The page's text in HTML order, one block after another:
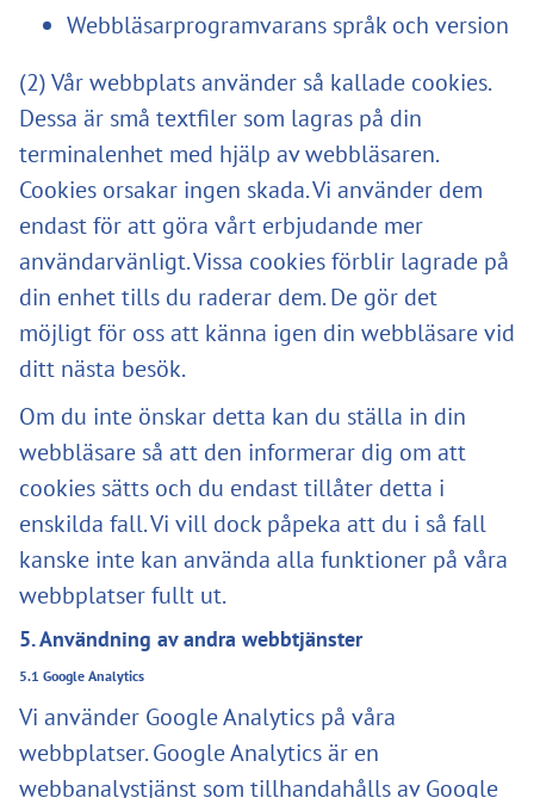
Webbläsarprogramvarans språk och version
(2) Vår webbplats använder så kallade cookies.
Dessa är små textfiler som lagras på din
terminalenhet med hjälp av webbläsaren.
Cookies orsakar ingen skada. Vi använder dem
endast för att göra vårt erbjudande mer
användarvänligt. Vissa cookies förblir lagrade på
din enhet tills du raderar dem. De gör det
möjligt för oss att känna igen din webbläsare vid
ditt nästa besök.
Om du inte önskar detta kan du ställa in din
webbläsare så att den informerar dig om att
cookies sätts och du endast tillåter detta i
enskilda fall. Vi vill dock påpeka att du i så fall
kanske inte kan använda alla funktioner på våra
webbplatser fullt ut.
5. Användning av andra webbtjänster
5.1 Google Analytics
Vi använder Google Analytics på våra
webbplatser. Google Analytics är en
webbanalystjänst som tillhandahålls av Google